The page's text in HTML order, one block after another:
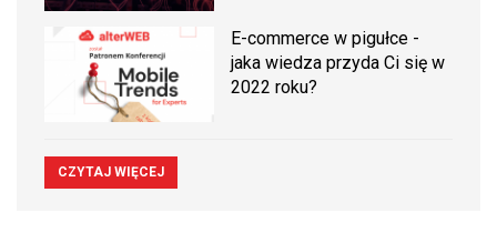
E-commerce w pigułce -
jaka wiedza przyda Ci się w
2022 roku?
CZYTAJ WIĘCEJ